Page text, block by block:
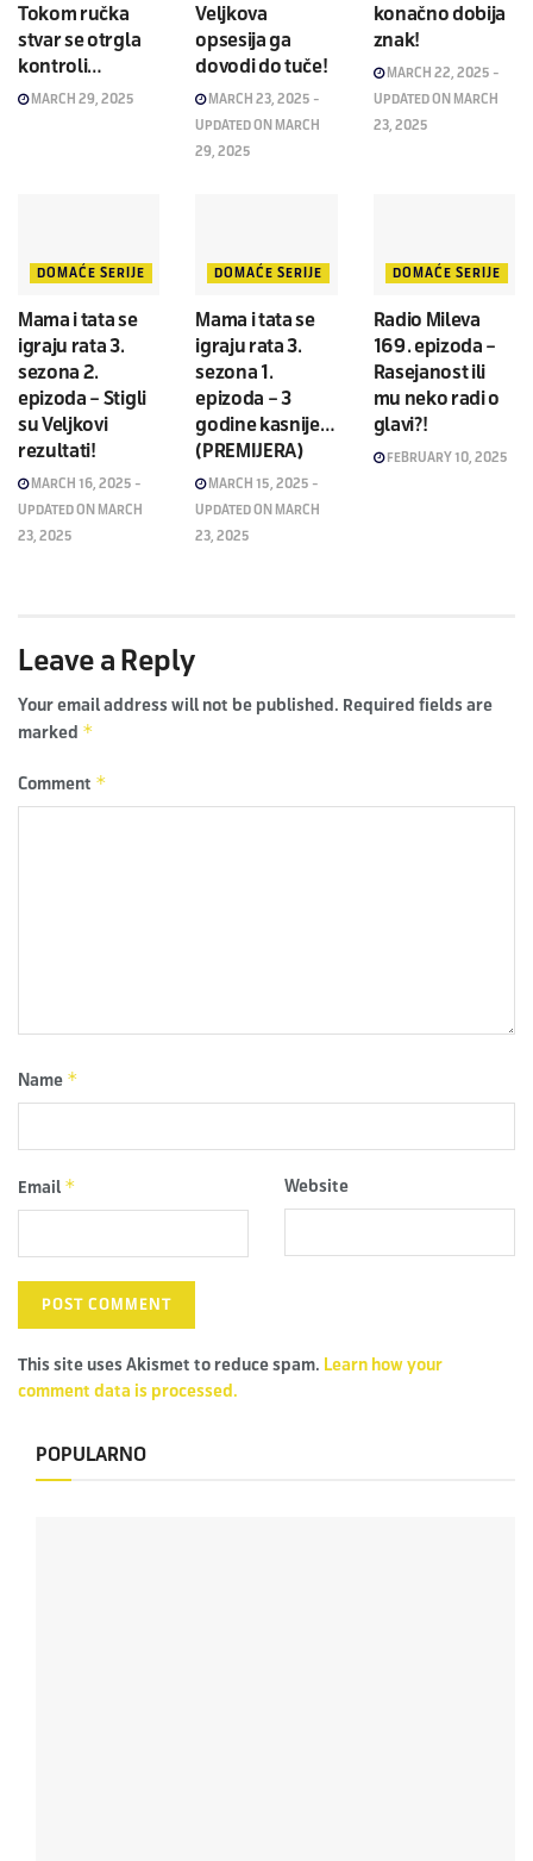
Tokom ručka
stvar se otrgla
kontroli…
MARCH 29, 2025
Veljkova
opsesija ga
dovodi do tuče!
MARCH 23, 2025 -
UPDATED ON MARCH
29, 2025
konačno dobija
znak!
MARCH 22, 2025 -
UPDATED ON MARCH
23, 2025
DOMAĆE SERIJE
Mama i tata se
igraju rata 3.
sezona 2.
epizoda – Stigli
su Veljkovi
rezultati!
MARCH 16, 2025 -
UPDATED ON MARCH
23, 2025
DOMAĆE SERIJE
Mama i tata se
igraju rata 3.
sezona 1.
epizoda – 3
godine kasnije…
(PREMIJERA)
MARCH 15, 2025 -
UPDATED ON MARCH
23, 2025
DOMAĆE SERIJE
Radio Mileva
169. epizoda –
Rasejanost ili
mu neko radi o
glavi?!
FEBRUARY 10, 2025
Leave a Reply
Your email address will not be published. Required fields are
marked *
Comment *
Name *
Email * Website
This site uses Akismet to reduce spam. Learn how your
comment data is processed.
POPULARNO